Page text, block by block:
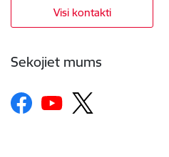
Visi kontakti
Sekojiet mums